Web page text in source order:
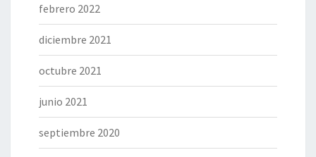
febrero 2022
diciembre 2021
octubre 2021
junio 2021
septiembre 2020